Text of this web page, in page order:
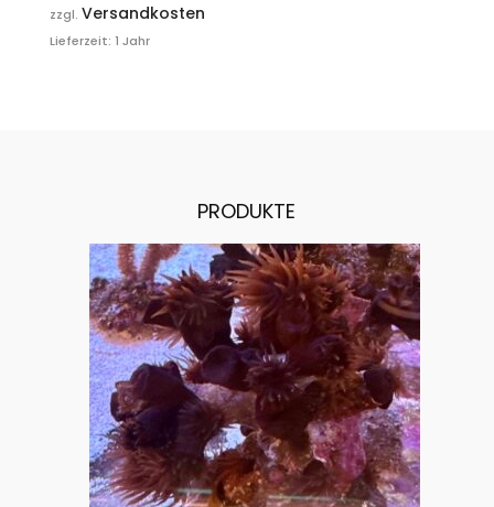
zzgl. Versandkosten
Lieferzeit: 1 Jahr
PRODUKTE